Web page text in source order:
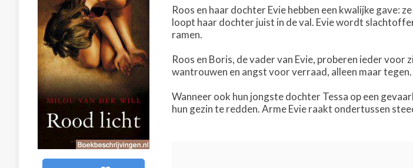
Roos en haar dochter Evie hebben een kwalijke gave:
loopt haar dochter juist in de val. Evie wordt
ramen.
Roos en Boris, de vader van Evie, proberen ieder
wantrouwen en angst voor verraad, alleen maar tegen.
Wanneer ook hun jongste dochter Tessa op een
hun gezin te redden. Arme Evie raakt ondertussen